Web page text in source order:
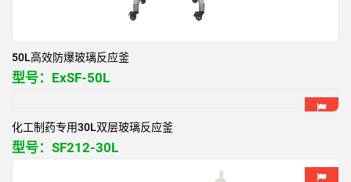
50L高效防爆玻璃反应釜
型号： ExSF-50L
化工制药专用30L双层玻璃反应釜
型号： SF212-30L